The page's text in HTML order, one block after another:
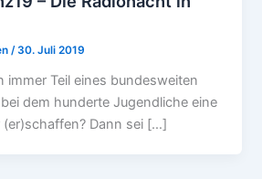
/30. Juli 2019
immer Teil eines bundesweiten
dem hunderte Jugendliche eine
(er)schaffen? Dann sei […]